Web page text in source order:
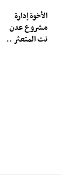
الأخوة إدارة
مشروع عدن
نت المتعثر ..